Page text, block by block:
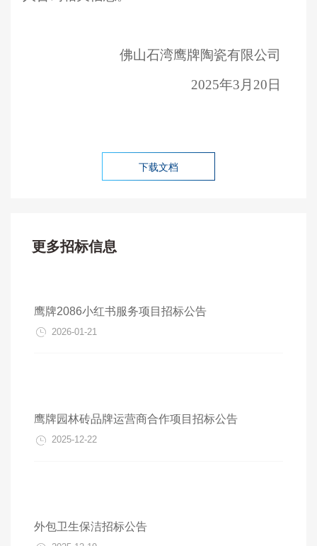
佛山石湾鹰牌陶瓷有限公司
2025年3月20日
下载文档
更多招标信息
鹰牌2086小红书服务项目招标公告
2026-01-21
鹰牌园林砖品牌运营商合作项目招标公告
2025-12-22
外包卫生保洁招标公告